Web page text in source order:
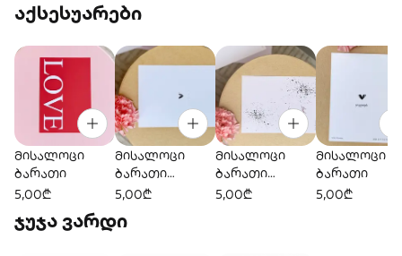
აქსესუარები
მისალოცი
ბარათი
5,00₾
მისალოცი
ბარათი
“Always”
5,00₾
მისალოცი
ბარათი
“ყველაფერი
5,00₾
მისალოცი
ბარათი
5,00₾
ჯუჯა ვარდი